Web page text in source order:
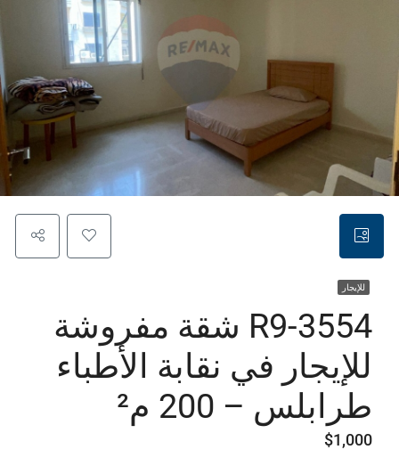
للإيجار
R9-3554 شقة مفروشة
للإيجار في نقابة الأطباء
طرابلس – 200 م²
$1,000